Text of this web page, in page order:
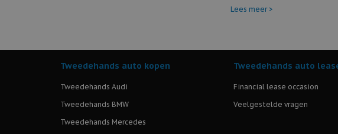
Lees meer >
Tweedehands auto kopen
Tweedehands Audi
Tweedehands BMW
Tweedehands Mercedes
Tweedehands auto
Financial lease occasion
Veelgestelde vragen